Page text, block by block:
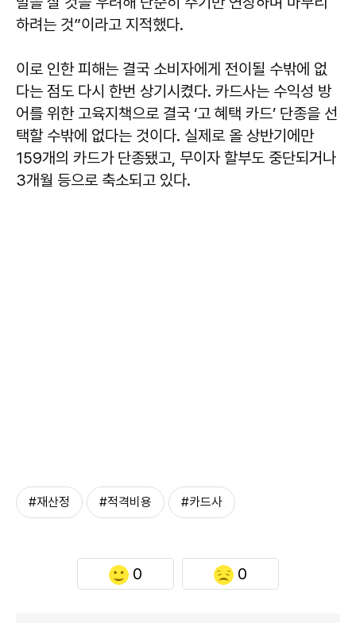
하려는 것”이라고 지적했다.
이로 인한 피해는 결국 소비자에게 전이될 수밖에 없
다는 점도 다시 한번 상기시켰다. 카드사는 수익성 방
어를 위한 고육지책으로 결국 ‘고 혜택 카드’ 단종을 선
택할 수밖에 없다는 것이다. 실제로 올 상반기에만
159개의 카드가 단종됐고, 무이자 할부도 중단되거나
3개월 등으로 축소되고 있다.
#재산정 #적격비용 #카드사
0 0